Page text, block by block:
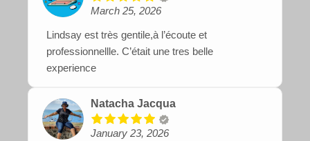
March 25, 2026
Lindsay est très gentile,à l’écoute et
professionnellle. C’était une tres belle
experience
Natacha Jacqua
January 23, 2026